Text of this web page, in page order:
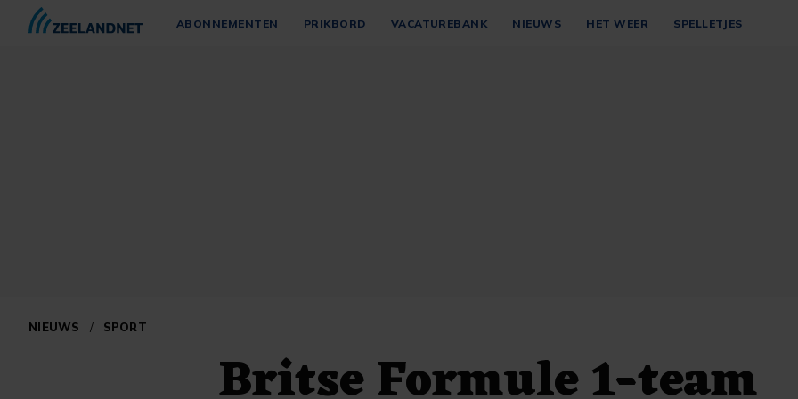
ABONNEMENTEN PRIKBORD VACATUREBANK NIEUWS HET WEER SPELLETJES
NIEUWS / SPORT